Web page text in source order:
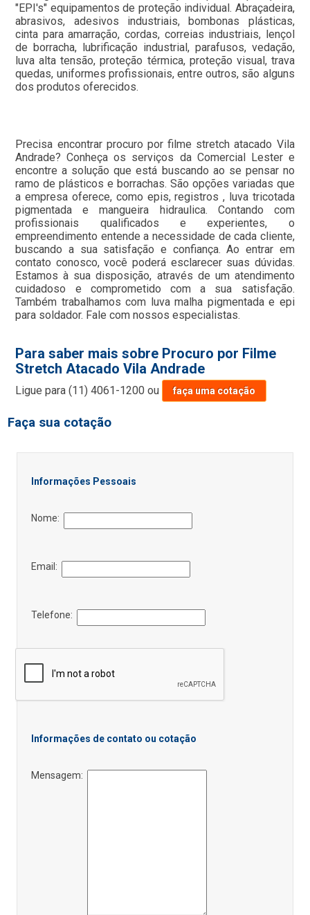
"EPI's" equipamentos de proteção individual. Abraçadeira,
abrasivos, adesivos industriais, bombonas plásticas,
cinta para amarração, cordas, correias industriais, lençol
de borracha, lubrificação industrial, parafusos, vedação,
luva alta tensão, proteção térmica, proteção visual, trava
quedas, uniformes profissionais, entre outros, são alguns
dos produtos oferecidos.
Precisa encontrar procuro por filme stretch atacado Vila
Andrade? Conheça os serviços da Comercial Lester e
encontre a solução que está buscando ao se pensar no
ramo de plásticos e borrachas. São opções variadas que
a empresa oferece, como epis, registros , luva tricotada
pigmentada e mangueira hidraulica. Contando com
profissionais qualificados e experientes, o
empreendimento entende a necessidade de cada cliente,
buscando a sua satisfação e confiança. Ao entrar em
contato conosco, você poderá esclarecer suas dúvidas.
Estamos à sua disposição, através de um atendimento
cuidadoso e comprometido com a sua satisfação.
Também trabalhamos com luva malha pigmentada e epi
para soldador. Fale com nossos especialistas.
Para saber mais sobre Procuro por Filme
Stretch Atacado Vila Andrade
Ligue para(11) 4061-1200 ou faça uma cotação
Faça sua cotação
Informações Pessoais
Nome:
Email:
Telefone:
Informações de contato ou cotação
Mensagem: